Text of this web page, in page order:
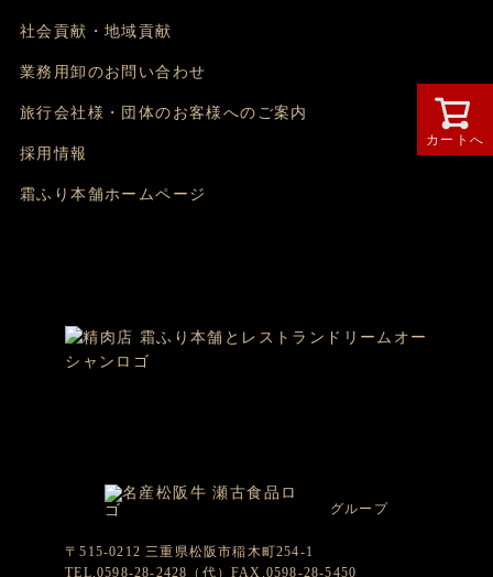
カートへ
社会貢献・地域貢献
業務用卸のお問い合わせ
旅行会社様・団体のお客様へのご案内
採用情報
霜ふり本舗ホームページ
グループ
〒515-0212 三重県松阪市稲木町254-1
TEL.0598-28-2428（代）FAX.0598-28-5450